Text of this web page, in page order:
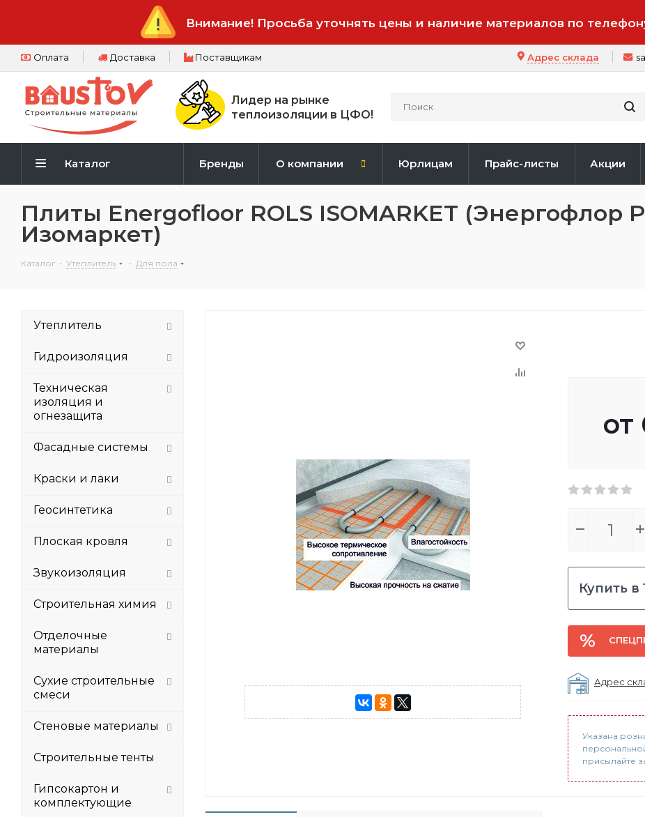
Внимание! Просьба уточнять цены и наличие материалов по
Оплата Доставка Поставщикам Адрес склада
Лидер на рынке
теплоизоляции в ЦФО!
Каталог Бренды О компании Юрлицам Прайс-листы Акции
Плиты Energofloor ROLS ISOMARKET (Энергофлор
Изомаркет)
Каталог - Утеплитель - Для пола
от
Купить в
Адрес
Указана
присылайте
Утеплитель
Гидроизоляция
Техническая
изоляция и
огнезащита
Фасадные системы
Краски и лаки
Геосинтетика
Плоская кровля
Звукоизоляция
Строительная химия
Отделочные
материалы
Сухие строительные
смеси
Стеновые материалы
Строительные тенты
Гипсокартон и
комплектующие